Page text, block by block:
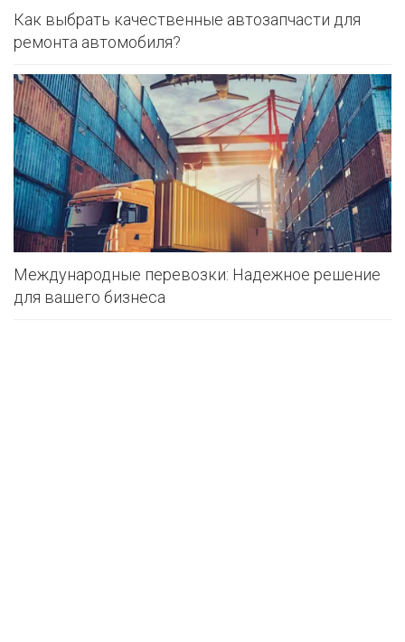
Как выбрать качественные автозапчасти для
ремонта автомобиля?
Международные перевозки: Надежное решение
для вашего бизнеса